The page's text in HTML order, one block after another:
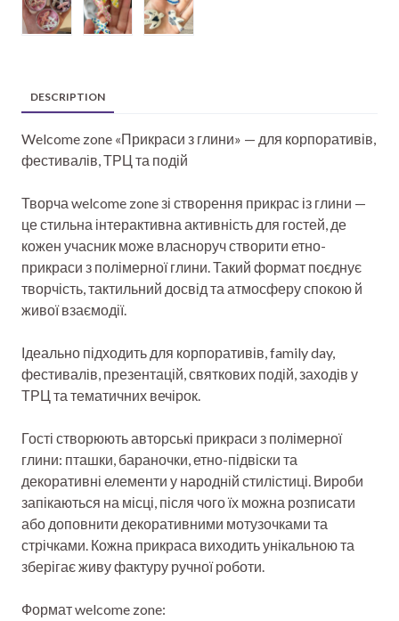
DESCRIPTION
Welcome zone «Прикраси з глини» — для корпоративів,
фестивалів, ТРЦ та подій
Творча welcome zone зі створення прикрас із глини —
це стильна інтерактивна активність для гостей, де
кожен учасник може власноруч створити етно-
прикраси з полімерної глини. Такий формат поєднує
творчість, тактильний досвід та атмосферу спокою й
живої взаємодії.
Ідеально підходить для корпоративів, family day,
фестивалів, презентацій, святкових подій, заходів у
ТРЦ та тематичних вечірок.
Гості створюють авторські прикраси з полімерної
глини: пташки, бараночки, етно-підвіски та
декоративні елементи у народній стилістиці. Вироби
запікаються на місці, після чого їх можна розписати
або доповнити декоративними мотузочками та
стрічками. Кожна прикраса виходить унікальною та
зберігає живу фактуру ручної роботи.
Формат welcome zone: